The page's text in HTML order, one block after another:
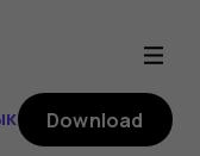
Download